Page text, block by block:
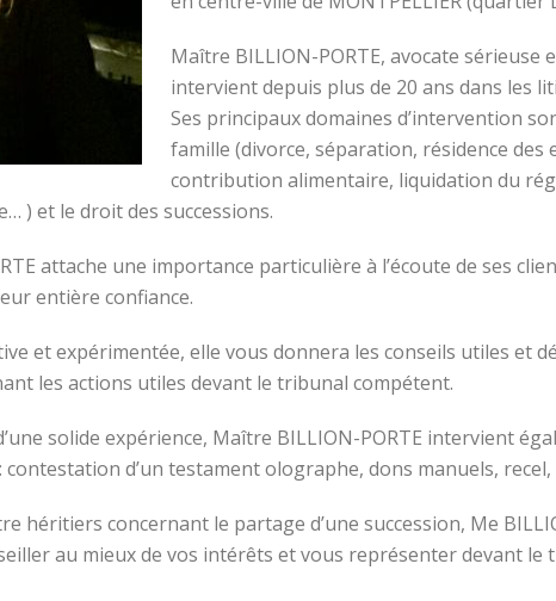
Maître BILLION-PORTE, avocate sérieuse
intervient depuis plus de 20 ans dans les
Ses principaux domaines d’intervention
famille (divorce, séparation, résidence des
contribution alimentaire, liquidation du
) et le droit des successions.
attache une importance particulière à l’écoute de ses
entière confiance.
et expérimentée, elle vous donnera les conseils utiles et
les actions utiles devant le tribunal compétent.
solide expérience, Maître BILLION-PORTE intervient
contestation d’un testament olographe, dons manuels,
héritiers concernant le partage d’une succession, Me
au mieux de vos intérêts et vous représenter devant le